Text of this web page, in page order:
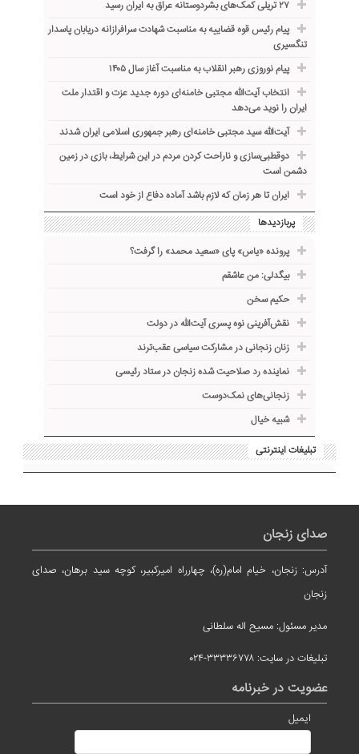
۲۷ تریلی کمک‌های بشردوستانه عراق به ایران رسید
پیام رئیس قوه قضاییه به مناسبت شهادت سرافرازانه دریابان پاسدار
تنگسیری
پیام نوروزی رهبر انقلاب به مناسبت آغاز سال ۱۴۰۵
انتخاب آیت‌الله مجتبی خامنه‌ای دوره جدید عزت و اقتدار ملت
ایران را نوید می‌دهد
آیت‌الله سید مجتبی خامنه‌ای رهبر جمهوری اسلامی ایران شدند
دوقطبی‌سازی و ناراحت کردن مردم در این شرایط، بازی در زمین
دشمن است
ایران تا هر زمان که لازم باشد آماده دفاع از خود است
پربازدیدها
پرونده «یاس» پای «سعید محمد» را گرفت؟
بیگدلی: من عاشقم
حکیم سخن
نقش‌آفرینی نوه پسری آیت‌الله در دولت
زنان زنجانی در مشارکت سیاسی عقب‌ترند
نماینده رد صلاحیت شده زنجان در ستاد رئیسی
زنجانی‌های نمک‌دوست
شبیه خیال
تبلیغات اینترنتی
صدای زنجان
آدرس: زنجان، خیام امام(ره)، چهارراه امیرکبیر، کوچه سید برهان، صدای
زنجان
مدیر مسئول: مسیح اله سلطانی
تبلیغات در سایت: ۳۳۳۳۶۷۷۸-۰۲۴
عضویت در خبرنامه
ایمیل